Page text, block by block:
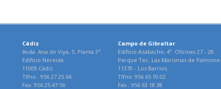
Cádiz
Avda. Ana de Viya, 5. Planta 3ª.
Edificio Nereida.
11009 Cádiz.
Tlfno.: 956 27 25 66
Fax: 956 25 47 56
Campo de Gibraltar
Edificio Azabache, 4º. Oficinas 27 - 28.
Parque Tec. Las Marismas de
11370 - Los Barrios.
Tlfno: 956 65 10 02
Fax : 956 63 18 38